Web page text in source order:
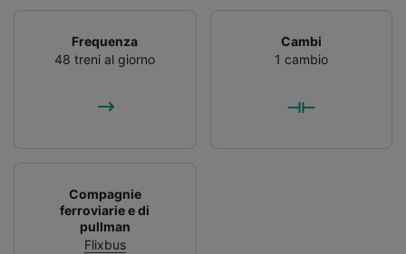
Frequenza
48 treni al giorno
Cambi
1 cambio
Compagnie
ferroviarie e di
pullman
Flixbus